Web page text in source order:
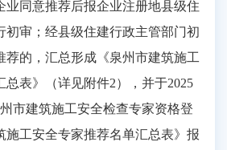
业同意推荐后报企业注册地县级住
初审；经县级住建行政主管部门初
荐的，汇总形成《泉州市建筑施工
总表》（详见附件2），并于2025
市建筑施工安全检查专家资格登
施工安全专家推荐名单汇总表》报